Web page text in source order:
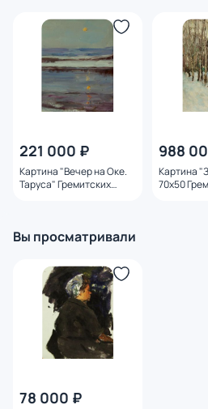
221 000 ₽
Картина "Вечер на Оке.
Таруса" Гремитских
988
Картина
70х50
Вы просматривали
78 000 ₽